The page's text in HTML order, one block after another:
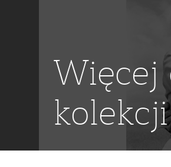
Więcej
kolekcji